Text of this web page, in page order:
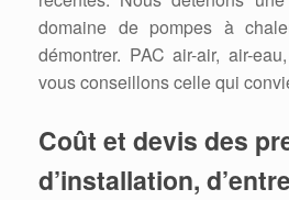
domaine de pompes à
démontrer. PAC air-air, air-
vous conseillons celle qui
Coût et devis des
d’installation,